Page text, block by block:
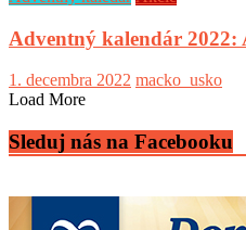
Adventný kalendár 2022:
1. decembra 2022 macko_usko
Load More
Sleduj nás na Facebooku